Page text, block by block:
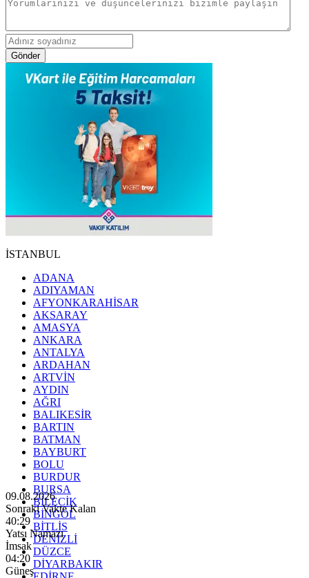
Gönder
İSTANBUL
ADANA
ADIYAMAN
AFYONKARAHİSAR
AKSARAY
AMASYA
ANKARA
ANTALYA
ARDAHAN
ARTVİN
AYDIN
AĞRI
BALIKESİR
BARTIN
BATMAN
BAYBURT
BOLU
BURDUR
BURSA
BİLECİK
BİNGÖL
BİTLİS
DENİZLİ
DÜZCE
DİYARBAKIR
09.08.2026
Sonraki Vakte Kalan
40:28
Yatsı Namazı
İmsak
04:20
Güneş